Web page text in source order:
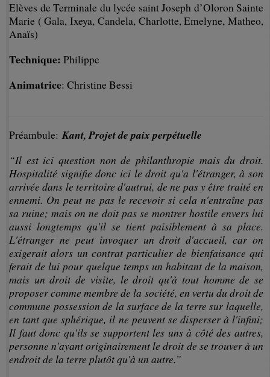
Elèves de Terminale du lycée saint Joseph d’Oloron Sainte
Marie ( Gala, Ixeya, Candela, Charlotte, Emelyne, Matheo,
Anaïs)
Technique: Philippe
Animatrice: Christine Bessi
Préambule:Kant, Projet de paix perpétuelle
“Il est ici question non de philanthropie mais du droit.
Hospitalité signifie donc ici le droit qu'a l'étranger, à son
arrivée dans le territoire d'autrui, de ne pas y être traité en
ennemi. On peut ne pas le recevoir si cela n'entraîne pas
sa ruine; mais on ne doit pas se montrer hostile envers lui
aussi longtemps qu'il se tient paisiblement à sa place.
L'étranger ne peut invoquer un droit d'accueil, car on
exigerait alors un contrat particulier de bienfaisance qui
ferait de lui pour quelque temps un habitant de la maison,
mais un droit de visite, le droit qu'à tout homme de se
proposer comme membre de la société, en vertu du droit de
commune possession de la surface de la terre sur laquelle,
en tant que sphérique, il ne peuvent se disperser à l'infini;
Il faut donc qu'ils se supportent les uns à côté des autres,
personne n'ayant originairement le droit de se trouver à un
endroit de la terre plutôt qu'à un autre.”